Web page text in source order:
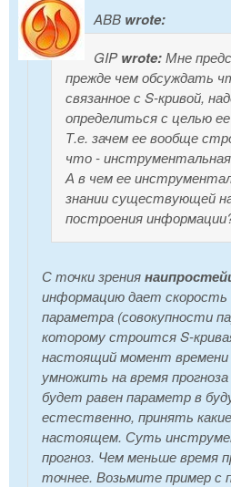
ABB wrote:
GIPwrote:Мне
прежде чем обсуждать
связанное с S-кривой,
определиться с целью
Т.е. зачем ее вообще
что -
А в чем ее
знании существующей
построения
С точки зрения
информацию дает скорость
параметра (совокупности
которому строится S-
настоящий момент времени
умножить на время
будет равен параметр в
естественно, принять
настоящем. Суть
прогноз. Чем меньше время
точнее. Возьмите пример с